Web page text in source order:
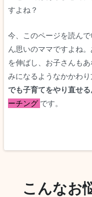
すよね？
今、このページを読ん
ん思いのママですよね
を伸ばし、お子さんも
みになるようなかかわり
でも子育てをやり直せる
ーチング です。
こんなお